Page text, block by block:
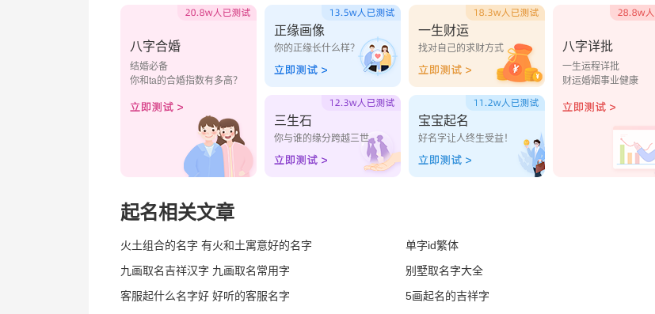
八字合婚
结婚必备
你和ta的合婚指数有多高？
正缘画像
你的正缘长什么样？
一生财运
找对自己的求财方式
三生石
你与谁的缘分跨越三世
宝宝起名
好名字让人终生受益！
八字详批
一生运程详批
财运婚姻事业健康
起名相关文章
火土组合的名字 有火和土寓意好的名字
单字id繁体
九画取名吉祥汉字 九画取名常用字
别墅取名字大全
客服起什么名字好 好听的客服名字
5画起名的吉祥字